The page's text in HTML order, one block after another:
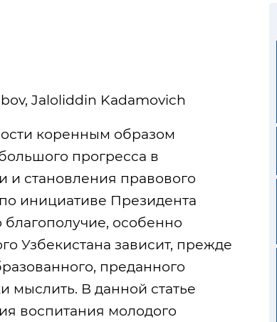
Jаlоliddin Kаdаmоvich
коренным образом
прогресса в
и становления правового
инициативе Президента
особенно
Узбекистана зависит, прежде
преданного
мыслить. В данной статье
воспитания молодого